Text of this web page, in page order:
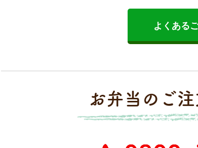
よくある
お弁当のご